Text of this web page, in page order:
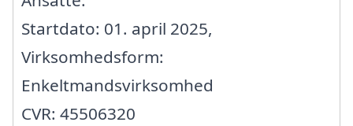
Startdato: 01. april 2025,
Virksomhedsform:
Enkeltmandsvirksomhed
CVR: 45506320